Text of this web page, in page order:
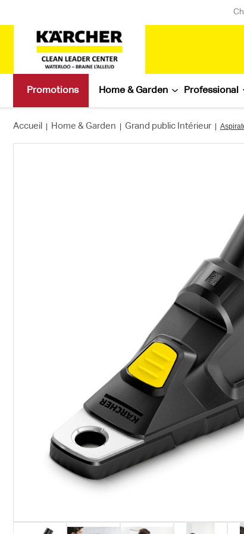
Accueil | Home & Garden | Grand public Intérieur|
Promotions Home & Garden Professional